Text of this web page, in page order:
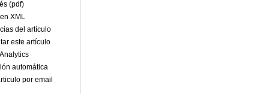
(pdf)
XML
del artículo
este artículo
automática
por email